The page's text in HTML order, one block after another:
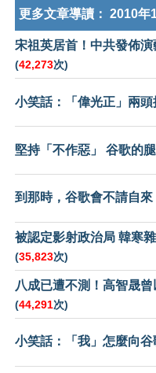
更多文章導讀： 2010年
宋祖英居首！中共發佈
(42,273次)
小笑話：「偉光正」兩頭
堅持「不作惡」 谷歌的
到那時，谷歌會不請自來
被認定影射政治局 韓寒
(35,823次)
八成已遭不測！高智晟
(44,291次)
小笑話：「我」怎麼向谷